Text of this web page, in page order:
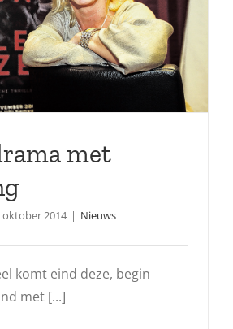
met
oktober 2014 | Nieuws
komt eind deze, begin
met [...]